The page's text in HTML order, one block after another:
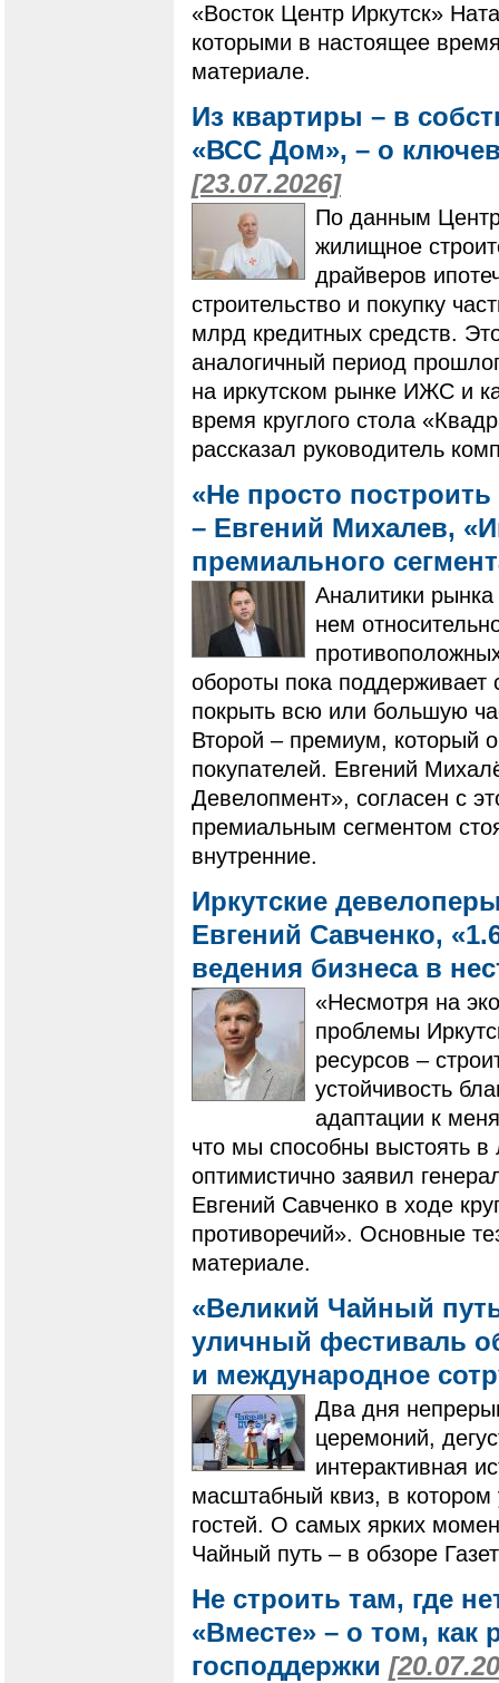
«Восток Центр Иркутск»
которыми в настоящее
материале.
Из квартиры – в
«ВСС Дом», – о
[23.07.2026]
По данным
жилищное
драйверов
строительство и покупку
млрд кредитных средств.
аналогичный период
на иркутском рынке ИЖС и
время круглого стола
рассказал руководитель
«Не просто
– Евгений Михалев,
премиального
Аналитики
нем
обороты пока
покрыть всю или большую
Второй – премиум, который
покупателей. Евгений
Девелопмент», согласен с
премиальным сегментом
внутренние.
Иркутские
Евгений Савченко,
ведения бизнеса в
«Несмотря на
проблемы
ресурсов –
устойчивость
адаптации к
что мы способны выстоять
оптимистично заявил
Евгений Савченко в ходе
противоречий». Основные
материале.
«Великий Чайный
уличный фестиваль
и международное
Два дня
церемоний,
интерактивная
масштабный квиз, в
гостей. О самых ярких
Чайный путь – в обзоре
Не строить там, где
«Вместе» – о том, как
господдержки